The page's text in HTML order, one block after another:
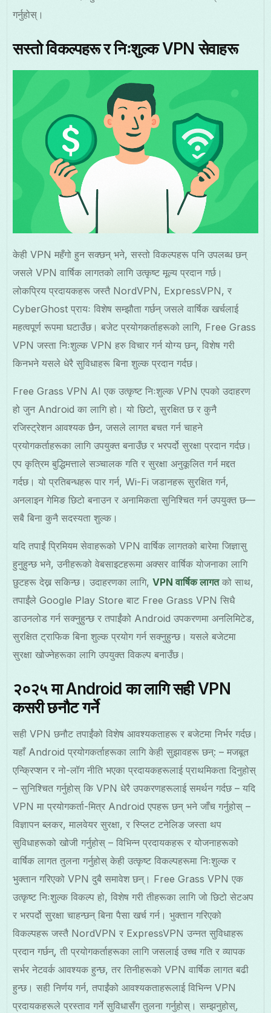
गर्नुहोस्।
सस्तो विकल्पहरू र निःशुल्क VPN सेवाहरू
केही VPN महँगो हुन सक्छन् भने, सस्तो विकल्पहरू पनि उपलब्ध छन्
जसले VPN वार्षिक लागतको लागि उत्कृष्ट मूल्य प्रदान गर्छ।
लोकप्रिय प्रदायकहरू जस्तै NordVPN, ExpressVPN, र
CyberGhost प्रायः विशेष सम्झौता गर्छन् जसले वार्षिक खर्चलाई
महत्वपूर्ण रूपमा घटाउँछ। बजेट प्रयोगकर्ताहरूको लागि, Free Grass
VPN जस्ता निःशुल्क VPN हरु विचार गर्न योग्य छन्, विशेष गरी
किनभने यसले धेरै सुविधाहरू बिना शुल्क प्रदान गर्दछ।
Free Grass VPN AI एक उत्कृष्ट निःशुल्क VPN एपको उदाहरण
हो जुन Android का लागि हो। यो छिटो, सुरक्षित छ र कुनै
रजिस्ट्रेशन आवश्यक छैन, जसले लागत बचत गर्न चाहने
प्रयोगकर्ताहरूका लागि उपयुक्त बनाउँछ र भरपर्दो सुरक्षा प्रदान गर्दछ।
एप कृत्रिम बुद्धिमत्ताले सञ्चालक गति र सुरक्षा अनुकूलित गर्न मद्दत
गर्दछ। यो प्रतिबन्धहरू पार गर्न, Wi-Fi जडानहरू सुरक्षित गर्न,
अनलाइन गेमिङ छिटो बनाउन र अनामिकता सुनिश्चित गर्न उपयुक्त छ—
सबै बिना कुनै सदस्यता शुल्क।
यदि तपाईं प्रिमियम सेवाहरूको VPN वार्षिक लागतको बारेमा जिज्ञासु
हुनुहुन्छ भने, उनीहरूको वेबसाइटहरूमा अक्सर वार्षिक योजनाका लागि
छुटहरू देख्न सकिन्छ। उदाहरणका लागि,VPN वार्षिक लागतको साथ,
तपाईंले Google Play Store बाट Free Grass VPN सिधै
डाउनलोड गर्न सक्नुहुन्छ र तपाईंको Android उपकरणमा अनलिमिटेड,
सुरक्षित ट्राफिक बिना शुल्क प्रयोग गर्न सक्नुहुन्छ। यसले बजेटमा
सुरक्षा खोज्नेहरूका लागि उपयुक्त विकल्प बनाउँछ।
२०२५ मा Android का लागि सही VPN
कसरी छनौट गर्ने
सही VPN छनौट तपाईंको विशेष आवश्यकताहरू र बजेटमा निर्भर गर्दछ।
यहाँ Android प्रयोगकर्ताहरूका लागि केही सुझावहरू छन्: – मजबूत
एन्क्रिप्शन र नो-लॉग नीति भएका प्रदायकहरूलाई प्राथमिकता दिनुहोस्
– सुनिश्चित गर्नुहोस् कि VPN धेरै उपकरणहरूलाई समर्थन गर्दछ – यदि
VPN मा प्रयोगकर्ता-मित्र Android एपहरू छन् भने जाँच गर्नुहोस् –
विज्ञापन ब्लकर, मालवेयर सुरक्षा, र स्प्लिट टनेलिङ जस्ता थप
सुविधाहरूको खोजी गर्नुहोस् – विभिन्न प्रदायकहरू र योजनाहरूको
वार्षिक लागत तुलना गर्नुहोस् केही उत्कृष्ट विकल्पहरूमा निःशुल्क र
भुक्तान गरिएको VPN दुबै समावेश छन्। Free Grass VPN एक
उत्कृष्ट निःशुल्क विकल्प हो, विशेष गरी तीहरूका लागि जो छिटो सेटअप
र भरपर्दो सुरक्षा चाहन्छन् बिना पैसा खर्च गर्न। भुक्तान गरिएको
विकल्पहरू जस्तै NordVPN र ExpressVPN उन्नत सुविधाहरू
प्रदान गर्छन्, ती प्रयोगकर्ताहरूका लागि जसलाई उच्च गति र व्यापक
सर्भर नेटवर्क आवश्यक हुन्छ, तर तिनीहरूको VPN वार्षिक लागत बढी
हुन्छ। सही निर्णय गर्न, तपाईंको आवश्यकताहरूलाई विभिन्न VPN
प्रदायकहरूले प्रस्ताव गर्ने सुविधासँग तुलना गर्नुहोस्। सम्झनुहोस्,